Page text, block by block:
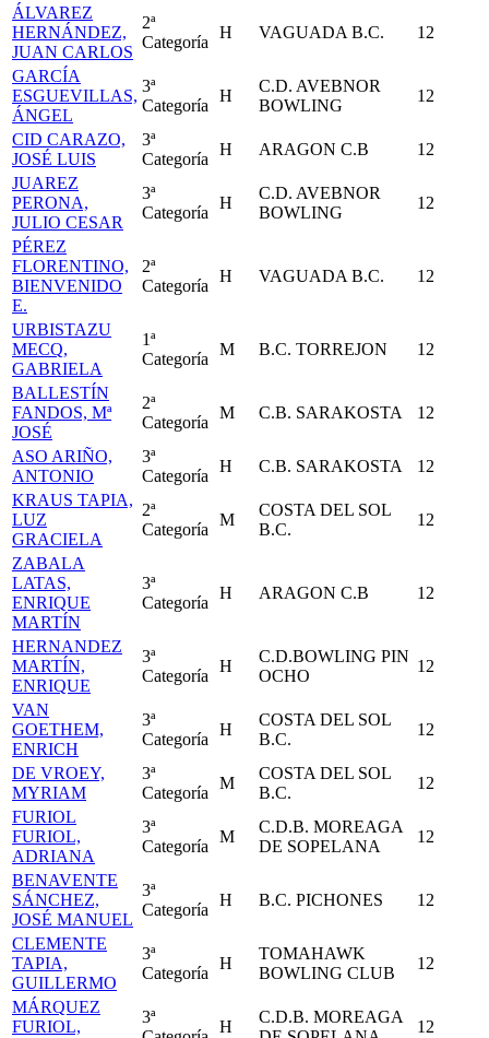
ÁLVAREZ
HERNÁNDEZ,
JUAN CARLOS
2ª
Categoría
H VAGUADA B.C. 12
GARCÍA
ESGUEVILLAS,
ÁNGEL
3ª
Categoría
H
C.D. AVEBNOR
BOWLING
12
CID CARAZO,
JOSÉ LUIS
3ª
Categoría
H ARAGON C.B
12
JUAREZ
PERONA,
JULIO CESAR
3ª
Categoría
H
C.D. AVEBNOR
BOWLING
12
PÉREZ
FLORENTINO,
BIENVENIDO
E.
2ª
Categoría
H VAGUADA B.C. 12
URBISTAZU
MECQ,
GABRIELA
1ª
Categoría
M B.C. TORREJON 12
BALLESTÍN
FANDOS, Mª
JOSÉ
2ª
Categoría
M C.B. SARAKOSTA 12
ASO ARIÑO,
ANTONIO
3ª
Categoría
H C.B. SARAKOSTA
12
KRAUS TAPIA,
LUZ
GRACIELA
2ª
Categoría
M
COSTA DEL SOL
B.C.
12
ZABALA
LATAS,
ENRIQUE
MARTÍN
3ª
Categoría
H ARAGON C.B 12
HERNANDEZ
MARTÍN,
ENRIQUE
3ª
Categoría
H
C.D.BOWLING PIN
OCHO
12
VAN
GOETHEM,
ENRICH
3ª
Categoría
H
COSTA DEL SOL
B.C.
12
DE VROEY,
MYRIAM
3ª
Categoría
M
COSTA DEL SOL
B.C.
12
FURIOL
FURIOL,
ADRIANA
3ª
Categoría
M
C.D.B. MOREAGA
DE SOPELANA
12
BENAVENTE
SÁNCHEZ,
JOSÉ MANUEL
3ª
Categoría
H B.C. PICHONES 12
CLEMENTE
TAPIA,
GUILLERMO
3ª
Categoría
H
TOMAHAWK
BOWLING CLUB
12
MÁRQUEZ
FURIOL,
3ª
H
C.D.B. MOREAGA
12